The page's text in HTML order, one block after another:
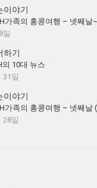
이야기
가족의 홍콩여행 – 넷째날
일
하기
의 10대 뉴스
31일
이야기
가족의 홍콩여행 – 넷째날
28일